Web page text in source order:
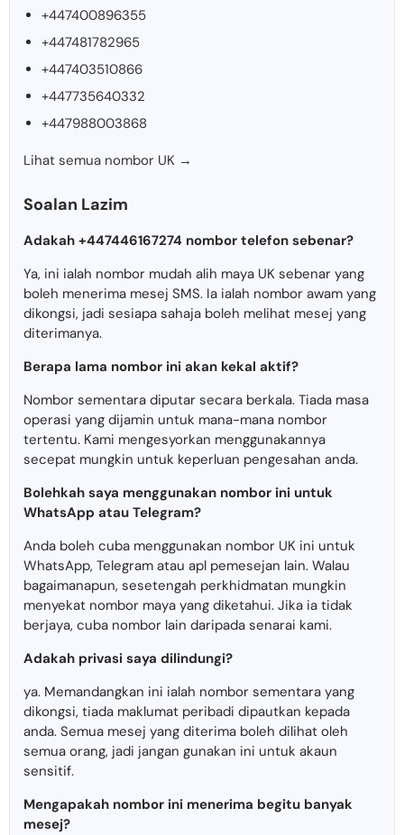
+447400896355
+447481782965
+447403510866
+447735640332
+447988003868
Lihat semua nombor UK →
Soalan Lazim
Adakah +447446167274 nombor telefon sebenar?
Ya, ini ialah nombor mudah alih maya UK sebenar yang
boleh menerima mesej SMS. Ia ialah nombor awam yang
dikongsi, jadi sesiapa sahaja boleh melihat mesej yang
diterimanya.
Berapa lama nombor ini akan kekal aktif?
Nombor sementara diputar secara berkala. Tiada masa
operasi yang dijamin untuk mana-mana nombor
tertentu. Kami mengesyorkan menggunakannya
secepat mungkin untuk keperluan pengesahan anda.
Bolehkah saya menggunakan nombor ini untuk
WhatsApp atau Telegram?
Anda boleh cuba menggunakan nombor UK ini untuk
WhatsApp, Telegram atau apl pemesejan lain. Walau
bagaimanapun, sesetengah perkhidmatan mungkin
menyekat nombor maya yang diketahui. Jika ia tidak
berjaya, cuba nombor lain daripada senarai kami.
Adakah privasi saya dilindungi?
ya. Memandangkan ini ialah nombor sementara yang
dikongsi, tiada maklumat peribadi dipautkan kepada
anda. Semua mesej yang diterima boleh dilihat oleh
semua orang, jadi jangan gunakan ini untuk akaun
sensitif.
Mengapakah nombor ini menerima begitu banyak
mesej?